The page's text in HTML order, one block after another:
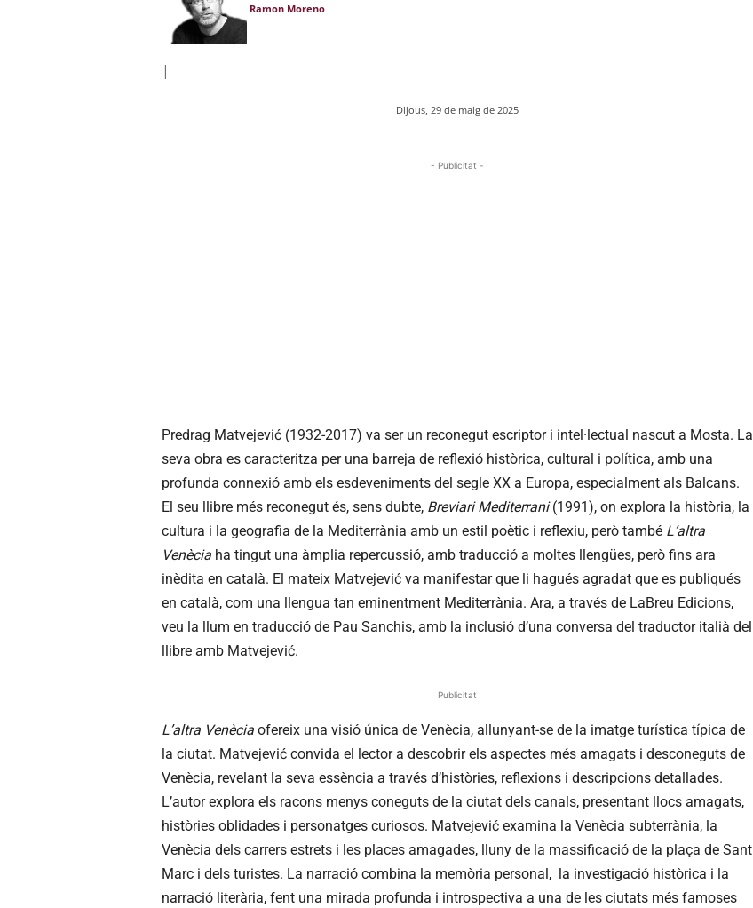
Ramon Moreno
|
Dijous, 29 de maig de 2025
- Publicitat -
Predrag Matvejević (1932-2017) va ser un reconegut escriptor i intel·lectual nascut a Mosta. La
seva obra es caracteritza per una barreja de reflexió històrica, cultural i política, amb una
profunda connexió amb els esdeveniments del segle XX a Europa, especialment als Balcans.
El seu llibre més reconegut és, sens dubte, Breviari Mediterrani(1991), on explora la història, la
cultura i la geografia de la Mediterrània amb un estil poètic i reflexiu, però també L’altra
Venècia ha tingut una àmplia repercussió, amb traducció a moltes llengües, però fins ara
inèdita en català. El mateix Matvejević va manifestar que li hagués agradat que es publiqués
en català, com una llengua tan eminentment Mediterrània. Ara, a través de LaBreu Edicions,
veu la llum en traducció de Pau Sanchis, amb la inclusió d’una conversa del traductor italià del
llibre amb Matvejević.
Publicitat
L’altra Venècia ofereix una visió única de Venècia, allunyant-se de la imatge turística típica de
la ciutat. Matvejević convida el lector a descobrir els aspectes més amagats i desconeguts de
Venècia, revelant la seva essència a través d’històries, reflexions i descripcions detallades.
L’autor explora els racons menys coneguts de la ciutat dels canals, presentant llocs amagats,
històries oblidades i personatges curiosos. Matvejević examina la Venècia subterrània, la
Venècia dels carrers estrets i les places amagades, lluny de la massificació de la plaça de Sant
Marc i dels turistes. La narració combina la memòria personal, la investigació històrica i la
narració literària, fent una mirada profunda i introspectiva a una de les ciutats més famoses